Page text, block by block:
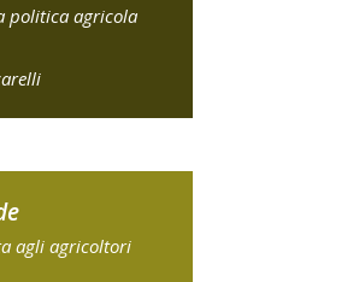
politica agricola
agli agricoltori